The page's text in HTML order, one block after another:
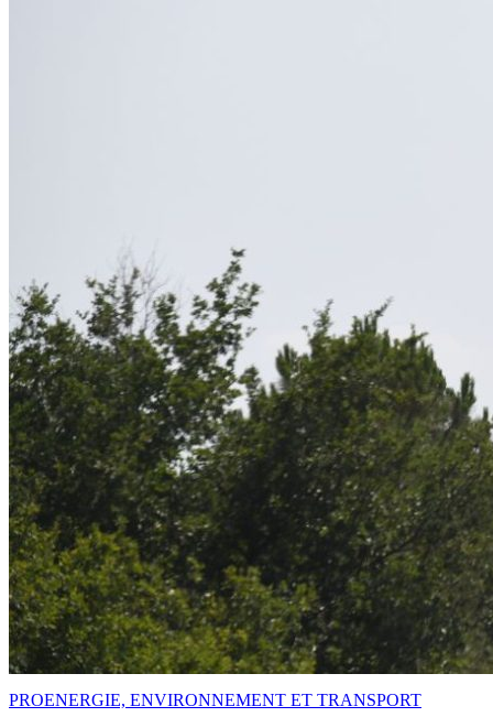
PROENERGIE, ENVIRONNEMENT ET TRANSPORT